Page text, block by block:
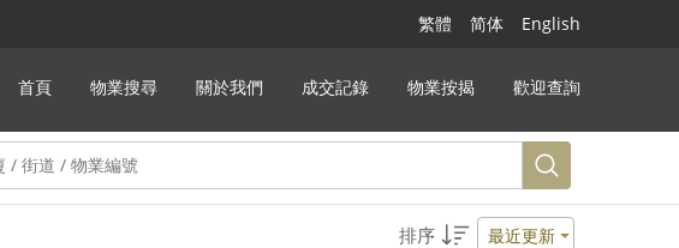
繁體 简体 English
首頁 物業搜尋 關於我們 成交記錄 物業按揭 歡迎查詢
排序 最近更新